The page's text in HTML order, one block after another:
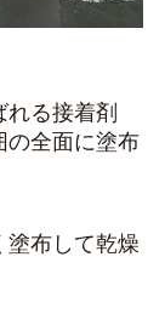
る接着剤
の全面に塗布
塗布して乾燥